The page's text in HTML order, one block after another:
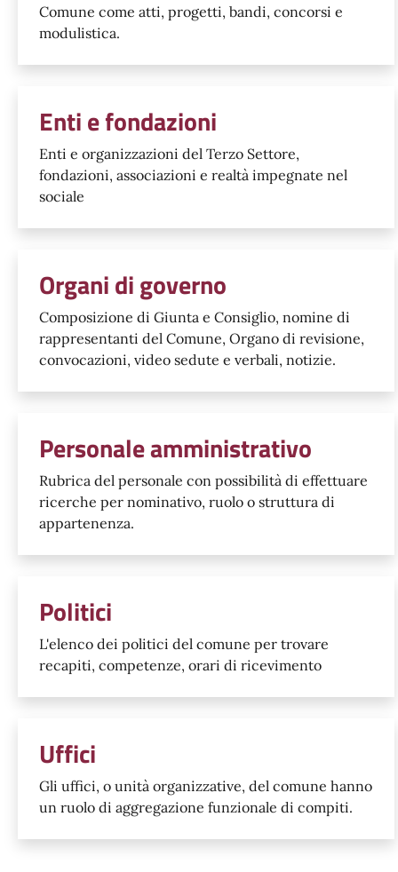
Comune come atti, progetti, bandi, concorsi e
modulistica.
Enti e fondazioni
Enti e organizzazioni del Terzo Settore,
fondazioni, associazioni e realtà impegnate nel
sociale
Organi di governo
Composizione di Giunta e Consiglio, nomine di
rappresentanti del Comune, Organo di revisione,
convocazioni, video sedute e verbali, notizie.
Personale amministrativo
Rubrica del personale con possibilità di effettuare
ricerche per nominativo, ruolo o struttura di
appartenenza.
Politici
L'elenco dei politici del comune per trovare
recapiti, competenze, orari di ricevimento
Uffici
Gli uffici, o unità organizzative, del comune hanno
un ruolo di aggregazione funzionale di compiti.